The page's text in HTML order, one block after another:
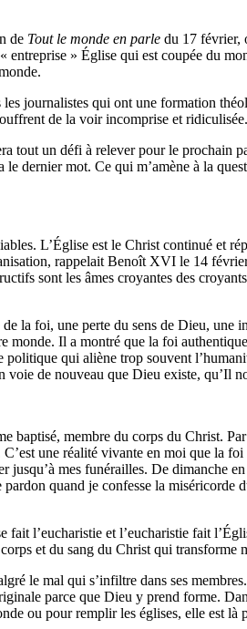
de Tout le monde en parle du 17 février,
entreprise » Église qui est coupée du
journalistes qui ont une formation
de la voir incomprise et ridiculisée.
tout un défi à relever pour le prochain
dernier mot. Ce qui m’amène à la
L’Église est le Christ continué et
rappelait Benoît XVI le 14
sont les âmes croyantes des
la foi, une perte du sens de Dieu,
monde. Il a montré que la foi
politique qui aliène trop souvent
de nouveau que Dieu existe, qu’Il
baptisé, membre du corps du Christ.
une réalité vivante en moi que la
jusqu’à mes funérailles. De dimanche
pardon quand je confesse la
l’eucharistie et l’eucharistie fait
et du sang du Christ qui transforme
le mal qui s’infiltre dans ses
parce que Dieu y prend forme.
ou pour remplir les églises, elle est là